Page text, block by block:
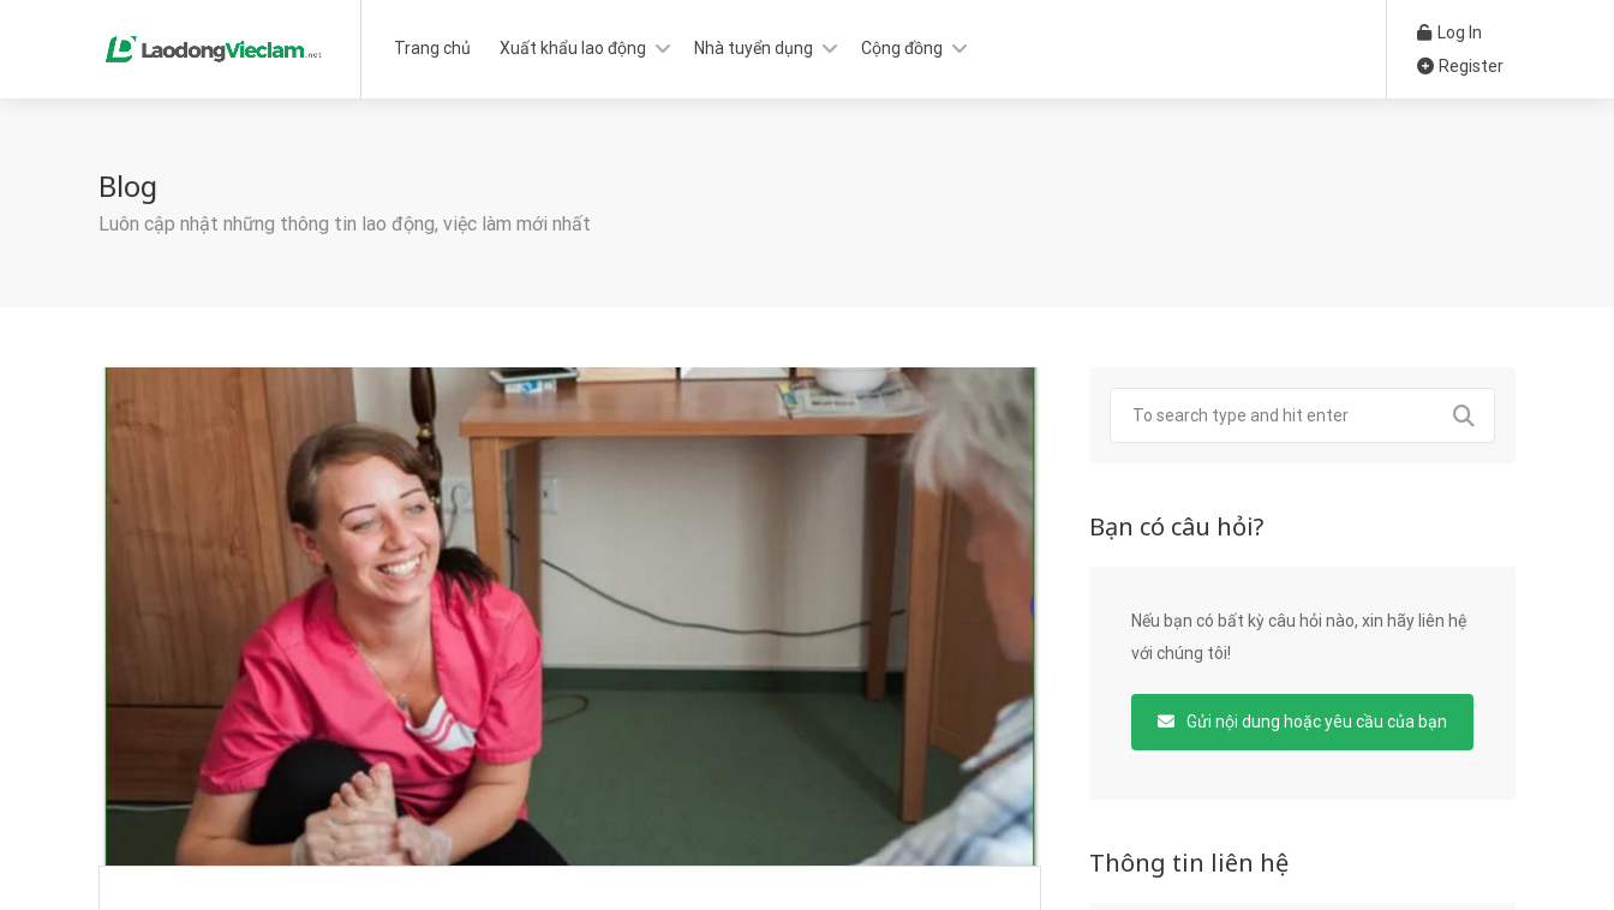
Trang chủ Xuất khẩu lao động Nhà tuyển dụng Cộng đồng
Log In
Register
Blog
Luôn cập nhật những thông tin lao động, việc làm mới nhất
Bạn có câu hỏi?
Nếu bạn có bất kỳ câu hỏi nào, xin hãy liên hệ
với chúng tôi!
Gửi nội dung hoặc yêu cầu của bạn
Thông tin liên hệ